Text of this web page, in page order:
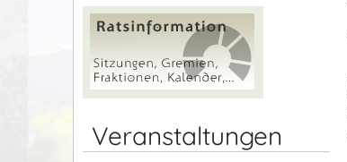
Veranstaltungen